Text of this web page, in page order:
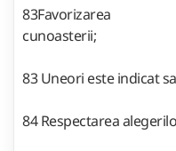
83Favorizarea
cunoasterii;
83 Uneori este indicat
84 Respectarea